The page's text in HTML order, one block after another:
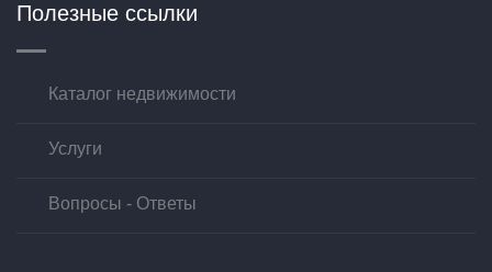
Полезные ссылки
Каталог недвижимости
Услуги
Вопросы - Ответы